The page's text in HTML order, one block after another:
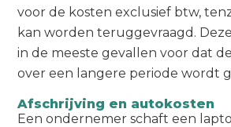
voor de kosten exclusief btw,
kan worden teruggevraagd.
in de meeste gevallen voor dat
over een langere periode wordt
Afschrijving en autokosten
Een ondernemer schaft een